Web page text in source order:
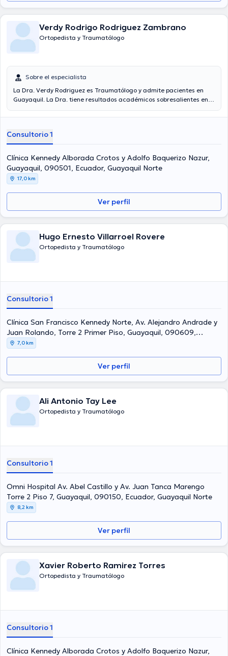
Verdy Rodrigo Rodriguez Zambrano
Ortopedista y Traumatólogo
Sobre el especialista
La Dra. Verdy Rodriguez es Traumatólogo y admite pacientes en
Guayaquil. La Dra. tiene resultados académicos sobresalientes en
de especialidad. La doctora tiene 13 años de práctica profesional.
asociaciones médicas. Verdy Rodriguez ha cooperado en
cuantiosas conferencias con el fin de tener una formación continua
en su campo de especialización y ha difundido diferentes
comunicados.
Consultorio 1
Clínica Kennedy Alborada Crotos y Adolfo Baquerizo Nazur,
Guayaquil, 090501, Ecuador, Guayaquil Norte
17,0 km
Ver perfil
Hugo Ernesto Villarroel Rovere
Ortopedista y Traumatólogo
Consultorio 1
Clínica San Francisco Kennedy Norte, Av. Alejandro Andrade y
Juan Rolando, Torre 2 Primer Piso, Guayaquil, 090609,
Ecuador, Guayaquil Norte
7,0 km
Ver perfil
Ali Antonio Tay Lee
Ortopedista y Traumatólogo
Consultorio 1
Omni Hospital Av. Abel Castillo y Av. Juan Tanca Marengo
Torre 2 Piso 7, Guayaquil, 090150, Ecuador, Guayaquil Norte
8,2 km
Ver perfil
Xavier Roberto Ramirez Torres
Ortopedista y Traumatólogo
Consultorio 1
Clínica Kennedy Alborada Crotos y Adolfo Baquerizo Nazur,